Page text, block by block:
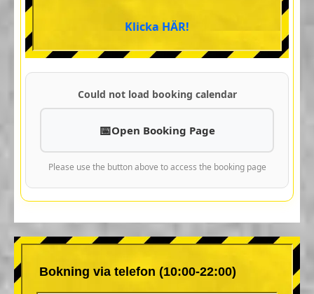
Klicka HÄR!
Could not load booking calendar
Open Booking Page
Please use the button above to access the booking page
Bokning via telefon (10:00-22:00)